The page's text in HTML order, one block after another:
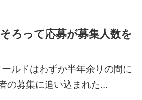
ろって応募が募集人数を
ルドはわずか半年余りの間に
の募集に追い込まれた...